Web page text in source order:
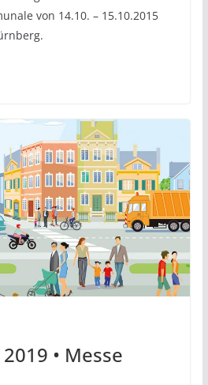
von 14.10. – 15.10.2015
• Messe